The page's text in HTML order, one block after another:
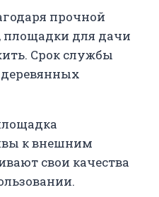
прочной
площадки для дачи
Срок службы
к внешним
свои качества